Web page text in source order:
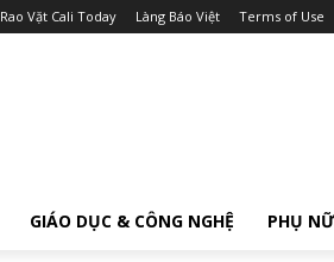
Rao Vặt Cali Today Làng Báo Việt Terms of Use
GIÁO DỤC & CÔNG NGHỆ PHỤ NỮ